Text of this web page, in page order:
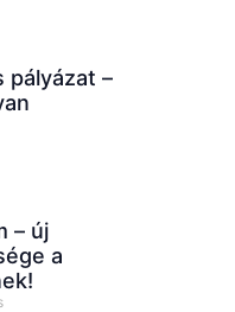
pályázat –
– új
a